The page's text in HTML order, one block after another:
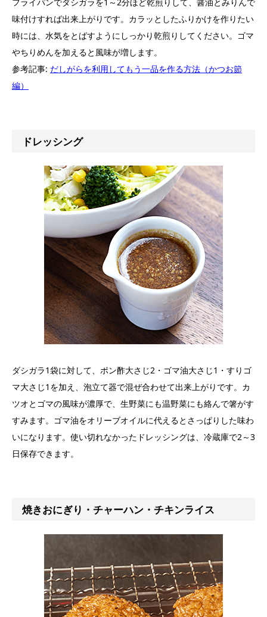
味付けすれば出来上がりです。カラッとしたふりかけを作りたい
時には、水気をとばすようにしっかり乾煎りしてください。ゴマ
やちりめんを加えると風味が増します。
参考記事: だしがらを利用してもう一品を作る方法（かつお節
編）
ドレッシング
ダシガラ1袋に対して、ポン酢大さじ2・ゴマ油大さじ1・すりゴ
マ大さじ1を加え、泡立て器で混ぜ合わせて出来上がりです。カ
ツオとゴマの風味が濃厚で、生野菜にも温野菜にも絡んで箸がす
すみます。ゴマ油をオリーブオイルに代えるとさっぱりした味わ
いになります。使い切れなかったドレッシングは、冷蔵庫で2～3
日保存できます。
焼きおにぎり・チャーハン・チキンライス